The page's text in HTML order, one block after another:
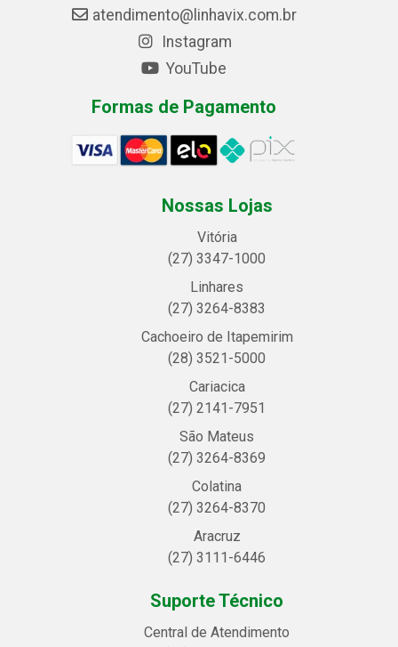
atendimento@linhavix.com.br
Instagram
YouTube
Formas de Pagamento
Nossas Lojas
Vitória
(27) 3347-1000
Linhares
(27) 3264-8383
Cachoeiro de Itapemirim
(28) 3521-5000
Cariacica
(27) 2141-7951
São Mateus
(27) 3264-8369
Colatina
(27) 3264-8370
Aracruz
(27) 3111-6446
Suporte Técnico
Central de Atendimento